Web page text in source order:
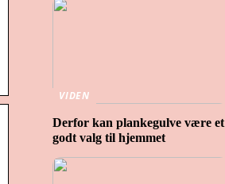
VIDEN
Derfor kan plankegulve være et
godt valg til hjemmet